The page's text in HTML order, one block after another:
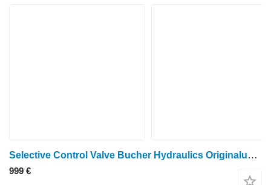
Selective Control Valve Bucher Hydraulics Originalus selektyvaus valdymo vožtuvas OEM SJ16055 ratinio traktoriaus John Deere 5075EF, 5075M, 5076EN, 5085E, 5085M, 5090E, 5090EL, 5090EN, 5090M, 5090R, 5095M, 5100E, 5100M, 5100MH, 5100ML, 5100R, 5105M, 5115M, 5115ML, 5115R, 5120M, 5125M, 5125R, 6100D, 6100E, 6105EH, 6110D, 6110E, 6115D, 6115E, 6120E, 6120EH, 6125D, 6125E, 6130D, 6130E, 6135E FT4
999 €